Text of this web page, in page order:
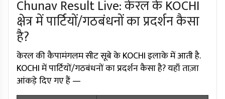
Chunav Result Live: केरल के KOCHI
क्षेत्र में पार्टियों/गठबंधनों का प्रदर्शन कैसा
है?
केरल की कैपामंगलम सीट सूबे के KOCHI इलाके में आती है.
KOCHI में पार्टियों/गठबंधनों का प्रदर्शन कैसा है? यहाँ ताज़ा
आंकड़े दिए गए हैं —